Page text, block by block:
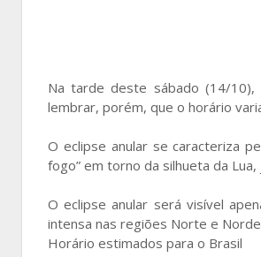
Na tarde deste sábado (14/10),
lembrar, porém, que o horário
O eclipse anular se caracteriza
fogo” em torno da silhueta da
O eclipse anular será visível
intensa nas regiões Norte e
Horário estimados para o Brasil